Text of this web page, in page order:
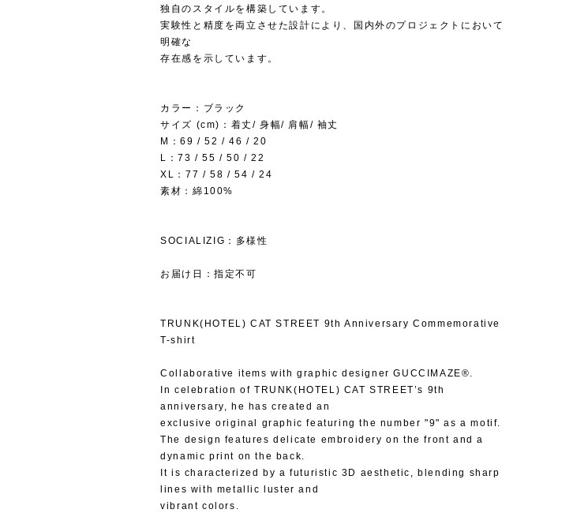
独自のスタイルを構築しています。
実験性と精度を両立させた設計により、国内外のプロジェクトにおいて
明確な
存在感を示しています。
カラー：ブラック
サイズ (cm)：着丈/ 身幅/ 肩幅/ 袖丈
M：69 / 52 / 46 / 20
L：73 / 55 / 50 / 22
XL：77 / 58 / 54 / 24
素材：綿100%
SOCIALIZIG：多様性
お届け日：指定不可
TRUNK(HOTEL) CAT STREET 9th Anniversary Commemorative
T-shirt
Collaborative items with graphic designer GUCCIMAZE®︎.
In celebration of TRUNK(HOTEL) CAT STREET’s 9th
anniversary, he has created an
exclusive original graphic featuring the number "9" as a motif.
The design features delicate embroidery on the front and a
dynamic print on the back.
It is characterized by a futuristic 3D aesthetic, blending sharp
lines with metallic luster and
vibrant colors.